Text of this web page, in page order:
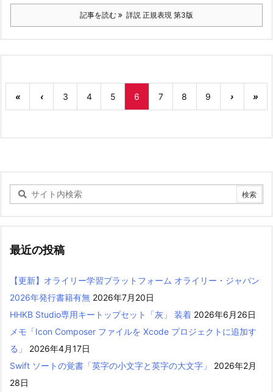
記事を読む 詳説 正規表現 第3版
« ‹ 3 4 5 6 7 8 9 › »
最近の投稿
【更新】オライリー学習プラットフォーム オライリー・ジャパン
2026年発行書籍有無 2026年7月20日
HHKB Studio専用キートップセット「灰」 装着 2026年6月26日
メモ「Icon Composer ファイルを Xcode プロジェクトに追加す
る」
2026年4月17日
Swift ソートの覚書「英字の小文字と英字の大文字」
2026年2月
28日